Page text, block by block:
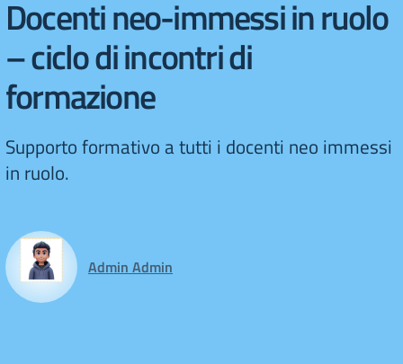
Docenti neo-immessi in ruolo
– ciclo di incontri di
formazione
Supporto formativo a tutti i docenti neo immessi
in ruolo.
Admin Admin